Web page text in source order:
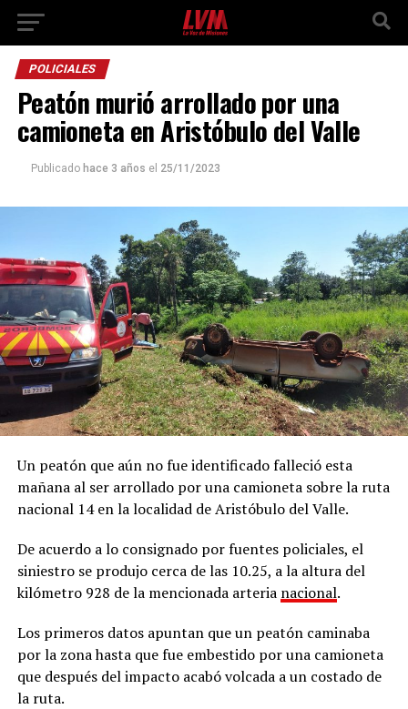
POLICIALES
Peatón murió arrollado por una
camioneta en Aristóbulo del Valle
Publicado hace 3 años el 25/11/2023
Un peatón que aún no fue identificado falleció esta
mañana al ser arrollado por una camioneta sobre la ruta
nacional 14 en la localidad de Aristóbulo del Valle.
De acuerdo a lo consignado por fuentes policiales, el
siniestro se produjo cerca de las 10.25, a la altura del
kilómetro 928 de la mencionada arteria nacional.
Los primeros datos apuntan que un peatón caminaba
por la zona hasta que fue embestido por una camioneta
que después del impacto acabó volcada a un costado de
la ruta.